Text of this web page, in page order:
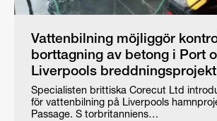
Vattenbilning möjliggör
borttagning av betong i Port
Liverpools breddningsprojekt
Specialisten brittiska Corecut Ltd
för vattenbilning på Liverpools
Passage. S torbritanniens…